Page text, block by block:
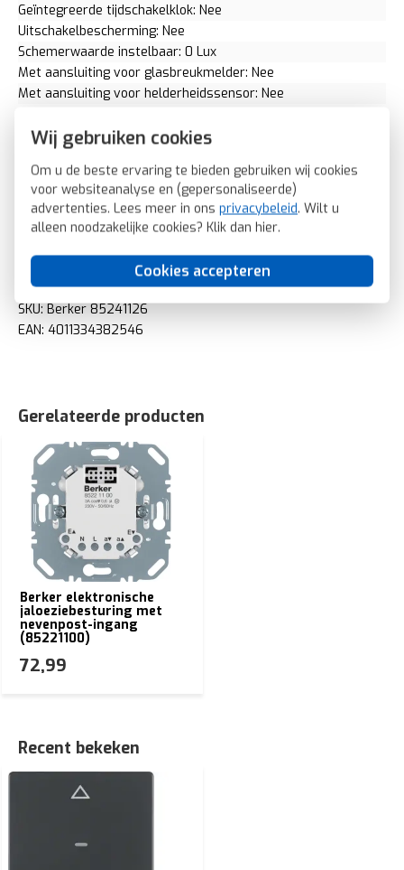
Wij gebruiken cookies
Om u de beste ervaring te bieden gebruiken wij cookies
voor websiteanalyse en (gepersonaliseerde)
advertenties. Lees meer in ons privacybeleid. Wilt u
alleen noodzakelijke cookies? Klik dan hier.
Cookies accepteren
Geïntegreerde tijdschakelklok: Nee
Uitschakelbescherming: Nee
Schemerwaarde instelbaar: 0 Lux
Met aansluiting voor glasbreukmelder: Nee
Met aansluiting voor helderheidssensor: Nee
RAL-nummer (vergelijkbaar): 7021
Geschikt voor windsensor: Ja
Transparant: Nee
Uitvoering oppervlakte: Mat
Geschikt voor beschermingsgraad (IP): IP20
Berker drukknop voor elektronische jaloeziebediening
Q1/Q3/Q7 antraciet (85241126)
SKU: Berker 85241126
EAN: 4011334382546
Gerelateerde producten
Berker elektronische
jaloeziebesturing met
nevenpost-ingang
(85221100)
72,99
Recent bekeken